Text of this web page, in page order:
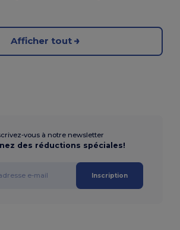
Afficher tout
vous à notre newsletter
des réductions spéciales!
Inscription